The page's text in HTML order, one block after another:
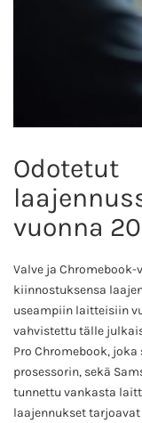
Odotetut
vuonna
Valve ja
kiinnostuksensa
useampiin laitteisiin
vahvistettu tälle
Pro Chromebook,
prosessorin, sekä
tunnettu vankasta
laajennukset